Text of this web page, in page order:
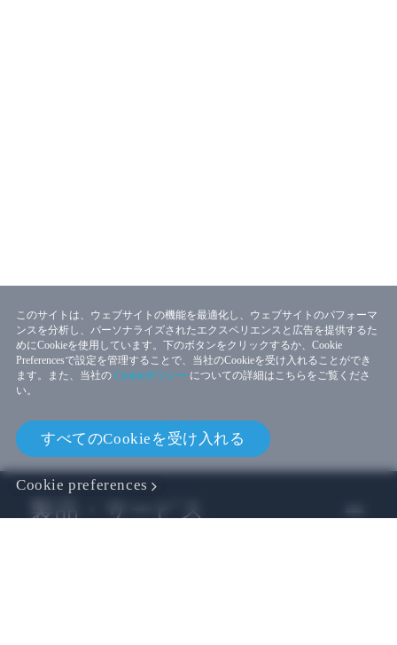
このサイトは、ウェブサイトの機能を最適化し、ウェブサイトのパフォーマ
ンスを分析し、パーソナライズされたエクスペリエンスと広告を提供するた
めにCookieを使用しています。下のボタンをクリックするか、Cookie
Preferencesで設定を管理することで、当社のCookieを受け入れることができ
ます。また、当社の Cookieポリシー についての詳細はこちらをご覧くださ
い。
すべてのCookieを受け入れる
Cookie preferences
製品・サービス